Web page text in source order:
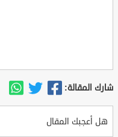
شارك المقالة:
هل أعجبك المقال